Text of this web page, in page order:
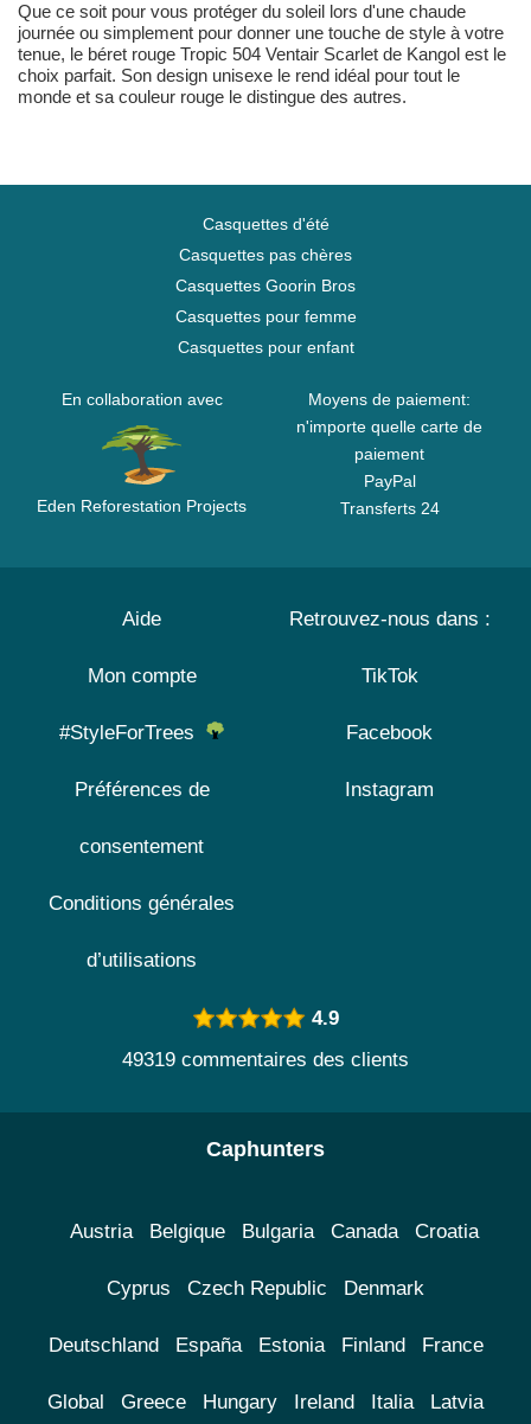
Que ce soit pour vous protéger du soleil lors d'une chaude
journée ou simplement pour donner une touche de style à votre
tenue, le béret rouge Tropic 504 Ventair Scarlet de Kangol est le
choix parfait. Son design unisexe le rend idéal pour tout le
monde et sa couleur rouge le distingue des autres.
Casquettes d'été
Casquettes pas chères
Casquettes Goorin Bros
Casquettes pour femme
Casquettes pour enfant
En collaboration avec
Eden Reforestation Projects
Moyens de paiement:
n'importe quelle carte de
paiement
PayPal
Transferts 24
Aide
Mon compte
#StyleForTrees
Préférences de
consentement
Conditions générales
d’utilisations
Retrouvez-nous dans :
TikTok
Facebook
Instagram
4.9
49319 commentaires des clients
Caphunters
Austria Belgique Bulgaria Canada Croatia
Cyprus Czech Republic Denmark
Deutschland España Estonia Finland France
Global Greece Hungary Ireland Italia Latvia